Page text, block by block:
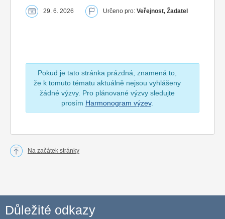
29. 6. 2026 Určeno pro: Veřejnost, Žadatel
Pokud je tato stránka prázdná, znamená to,
že k tomuto tématu aktuálně nejsou vyhlášeny
žádné výzvy. Pro plánované výzvy sledujte
prosím Harmonogram výzev.
Na začátek stránky
Důležité odkazy